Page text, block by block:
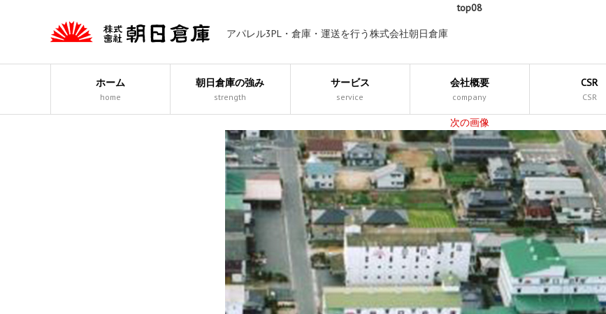
アパレル3PL・倉庫・運送を行う株式会社朝日倉庫
ホーム
home
朝日倉庫の強み
strength
サービス
service
会社概要
company
CSR
CSR
次の画像
top08